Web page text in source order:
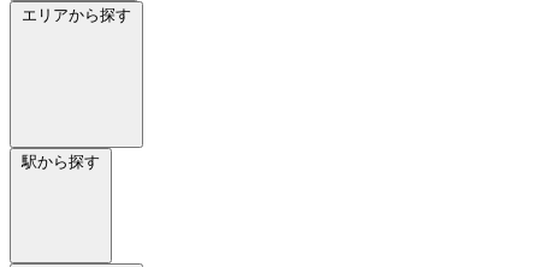
エリアから探す
駅から探す